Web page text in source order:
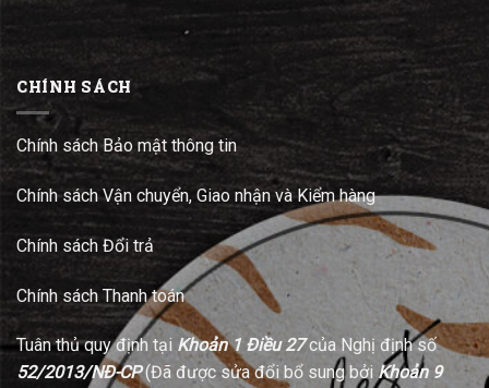
CHÍNH SÁCH
Chính sách Bảo mật thông tin
Chính sách Vận chuyển, Giao nhận và Kiểm hàng
Chính sách Đổi trả
Chính sách Thanh toán
Tuân thủ quy định tại Khoản 1 Điều 27của Nghị định số
52/2013/NĐ-CP(Đã được sửa đổi bổ sung bởi Khoản 9